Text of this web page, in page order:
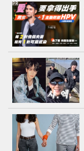
PR